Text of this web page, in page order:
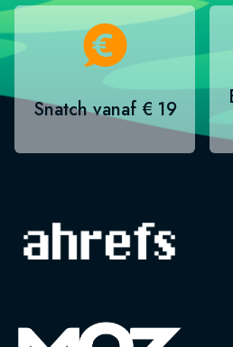
Snatch vanaf € 19